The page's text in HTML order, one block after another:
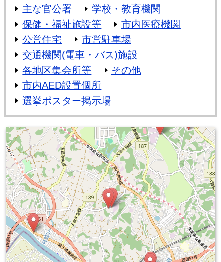
主な官公署
学校・教育機関
保健・福祉施設等
市内医療機関
公営住宅
市営駐車場
交通機関(電車・バス)施設
各地区集会所等
その他
市内AED設置個所
選挙ポスター掲示場